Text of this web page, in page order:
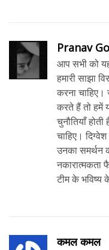
Pranav
आप सभी को
हमारी साझा
करना
करते हैं तो हमें
चुनौतियाँ
चाहिए।
उनका समर्थन
नकारात्मकता
टीम के भविष्य
कमल कमल